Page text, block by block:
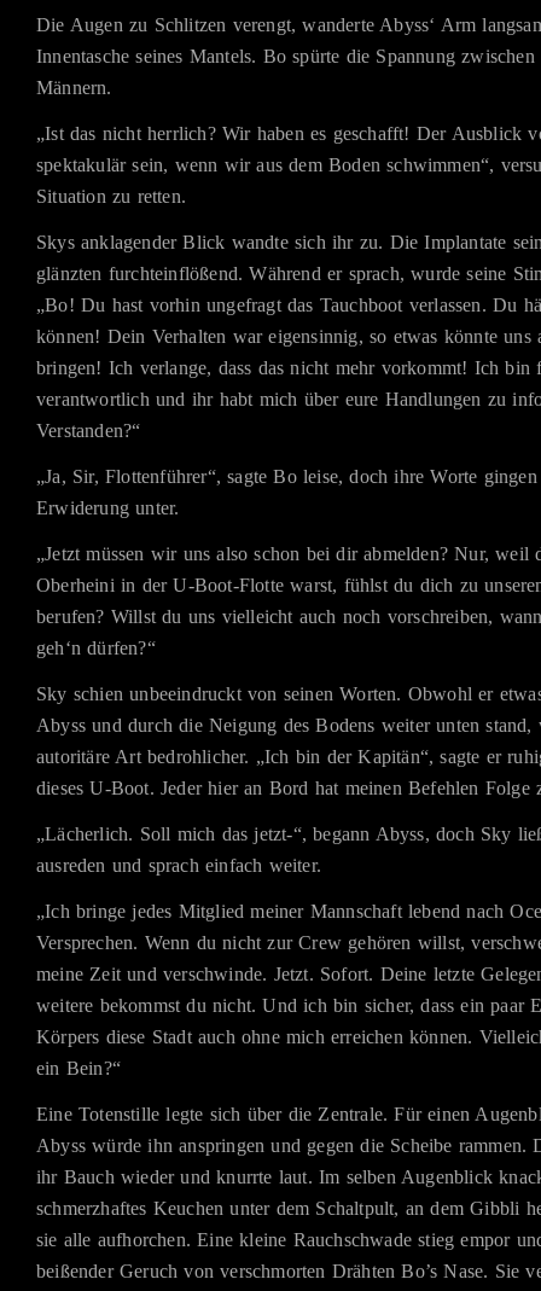
Die Augen zu Schlitzen verengt, wanderte Abyss‘ Arm
Innentasche seines Mantels. Bo spürte die Spannung zwischen
Männern.
„Ist das nicht herrlich? Wir haben es geschafft! Der Ausblick
spektakulär sein, wenn wir aus dem Boden schwimmen“,
Situation zu retten.
Skys anklagender Blick wandte sich ihr zu. Die Implantate
glänzten furchteinflößend. Während er sprach, wurde seine
„Bo! Du hast vorhin ungefragt das Tauchboot verlassen. Du
können! Dein Verhalten war eigensinnig, so etwas könnte uns
bringen! Ich verlange, dass das nicht mehr vorkommt! Ich bin
verantwortlich und ihr habt mich über eure Handlungen zu
Verstanden?“
„Ja, Sir, Flottenführer“, sagte Bo leise, doch ihre Worte
Erwiderung unter.
„Jetzt müssen wir uns also schon bei dir abmelden? Nur, weil
Oberheini in der U-Boot-Flotte warst, fühlst du dich zu
berufen? Willst du uns vielleicht auch noch vorschreiben,
geh‘n dürfen?“
Sky schien unbeeindruckt von seinen Worten. Obwohl er
Abyss und durch die Neigung des Bodens weiter unten stand,
autoritäre Art bedrohlicher. „Ich bin der Kapitän“, sagte er
dieses U-Boot. Jeder hier an Bord hat meinen Befehlen Folge
„Lächerlich. Soll mich das jetzt-“, begann Abyss, doch Sky
ausreden und sprach einfach weiter.
„Ich bringe jedes Mitglied meiner Mannschaft lebend nach
Versprechen. Wenn du nicht zur Crew gehören willst,
meine Zeit und verschwinde. Jetzt. Sofort. Deine letzte
weitere bekommst du nicht. Und ich bin sicher, dass ein paar
Körpers diese Stadt auch ohne mich erreichen können.
ein Bein?“
Eine Totenstille legte sich über die Zentrale. Für einen
Abyss würde ihn anspringen und gegen die Scheibe rammen.
ihr Bauch wieder und knurrte laut. Im selben Augenblick
schmerzhaftes Keuchen unter dem Schaltpult, an dem Gibbli
sie alle aufhorchen. Eine kleine Rauchschwade stieg empor
beißender Geruch von verschmorten Drähten Bo’s Nase. Sie